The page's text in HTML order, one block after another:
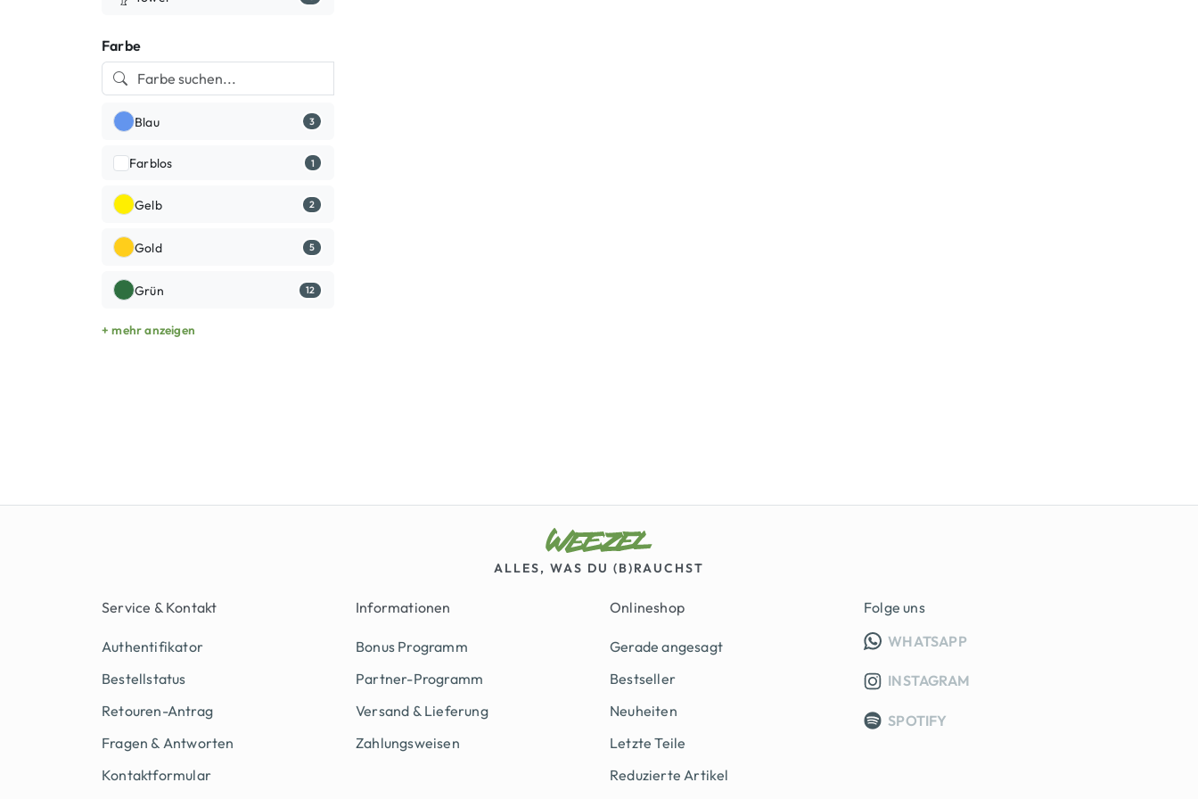
Farbe
Blau 3
Farblos 1
Gelb 2
Gold 5
Grün 12
+ mehr anzeigen
ALLES, WAS DU (B)RAUCHST
Service & Kontakt
Authentifikator
Bestellstatus
Retouren-Antrag
Fragen & Antworten
Kontaktformular
Informationen
Bonus Programm
Partner-Programm
Versand & Lieferung
Zahlungsweisen
Onlineshop
Gerade angesagt
Bestseller
Neuheiten
Letzte Teile
Reduzierte Artikel
Folge uns
WHATSAPPINFO GRUPPE (OEFFNET IN
INSTAGRAM
SPOTIFY